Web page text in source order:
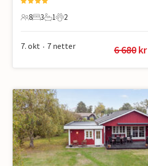
8 Gjester
8
3 Soverom
3
1 Bad
1
2 Kjæledyr
2
7. okt • 7 netter 6 680 kr